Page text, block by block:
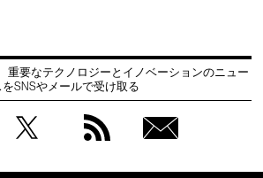
重要なテクノロジーとイノベーションのニュー
をSNSやメールで受け取る